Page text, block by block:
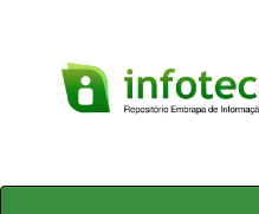
Skip